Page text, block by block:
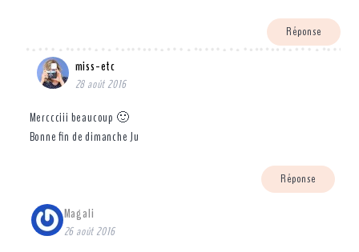
Réponse
miss-etc
28 août 2016
Merccciii beaucoup 🙂
Bonne fin de dimanche Ju
Réponse
Magali
26 août 2016